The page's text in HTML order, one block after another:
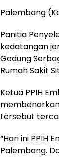
Palembang
Panitia
kedatangan
Gedung
Rumah Sakit
Ketua PPIH
tersebut
“Hari ini PPIH
Palembang.